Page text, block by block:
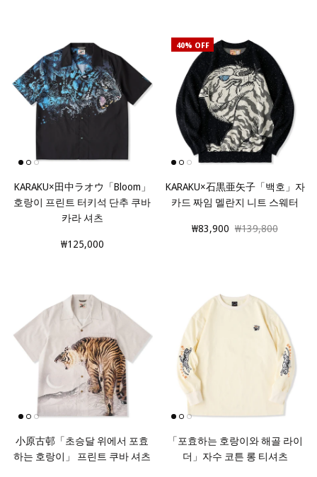
KARAKU×田中ラオウ「Bloom」
호랑이 프린트 터키석 단추 쿠바
카라 셔츠
₩125,000
40% OFF
KARAKU×石黒亜矢子「백호」자
카드 짜임 멜란지 니트 스웨터
₩83,900 ₩139,800
小原古邨「초승달 위에서 포효
하는 호랑이」 프린트 쿠바 셔츠
「포효하는 호랑이와 해골 라이
더」자수 코튼 롱 티셔츠